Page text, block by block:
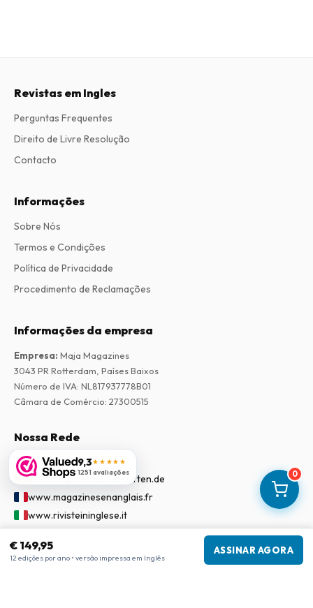
0
€ 149,95
12 edições por ano • versão impressa em Inglês
ASSINAR AGORA
9,3★★★★★
1251 avaliações
Revistas em Ingles
Perguntas Frequentes
Direito de Livre Resolução
Contacto
Informações
Sobre Nós
Termos e Condições
Política de Privacidade
Procedimento de Reclamações
Informações da empresa
Empresa: Maja Magazines
3043 PR Rotterdam, Países Baixos
Número de IVA: NL817937778B01
Câmara de Comércio: 27300515
Nossa Rede
www.tijdschriftenzo.nl
www.englischezeitschriften.de
www.magazinesenanglais.fr
www.rivisteininglese.it
www.americanmagazines.co.uk